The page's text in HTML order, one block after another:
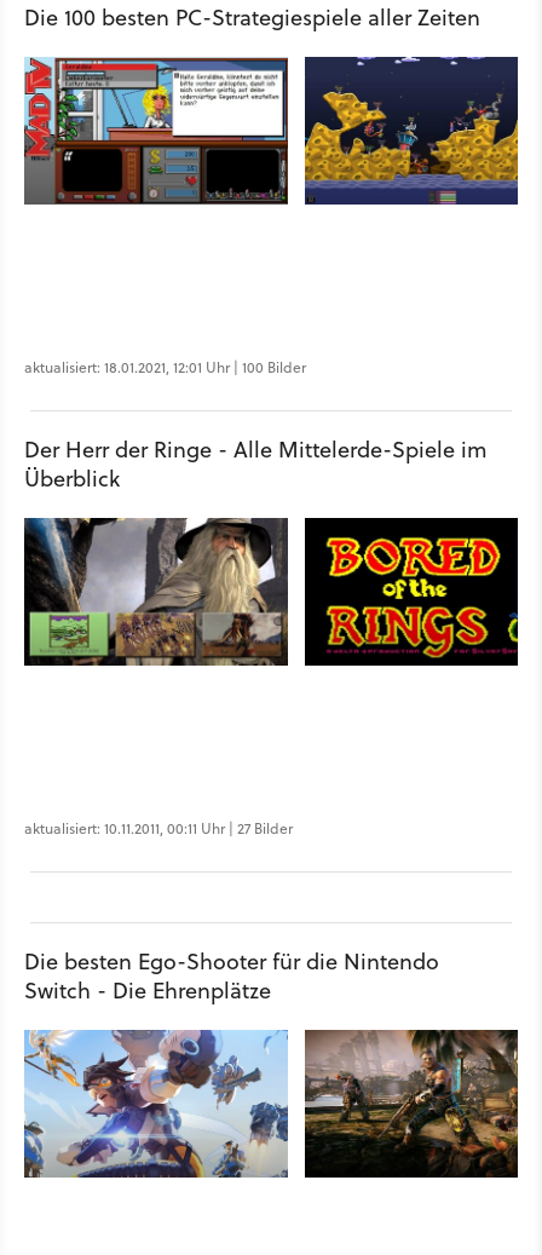
Die 100 besten PC-Strategiespiele aller Zeiten
aktualisiert: 18.01.2021, 12:01 Uhr | 100 Bilder
Der Herr der Ringe - Alle Mittelerde-Spiele im
Überblick
aktualisiert: 10.11.2011, 00:11 Uhr | 27 Bilder
Die besten Ego-Shooter für die Nintendo
Switch - Die Ehrenplätze